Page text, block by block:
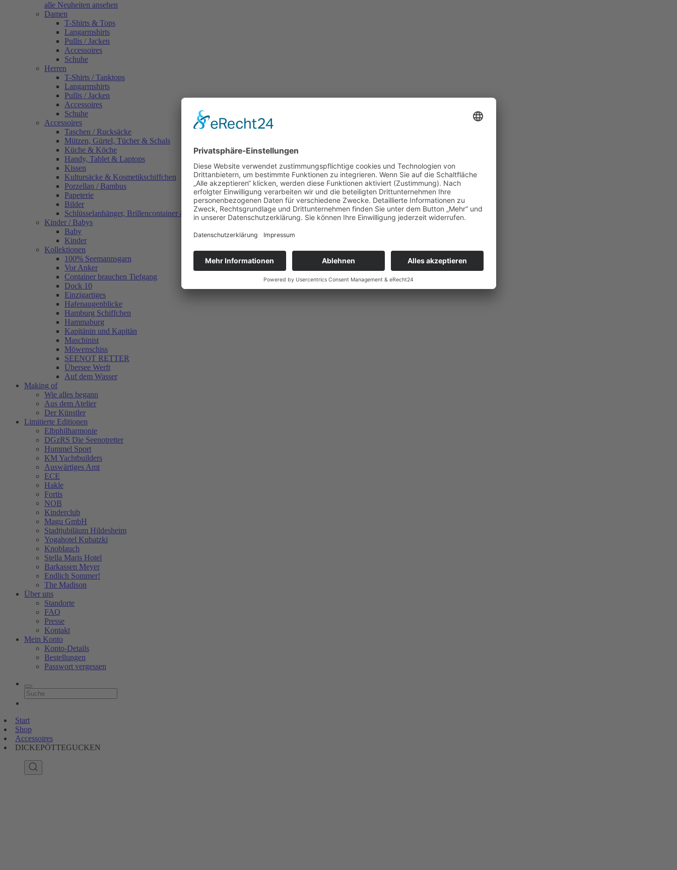
alle Neuheiten ansehen
Damen
T-Shirts & Tops
Langarmshirts
Pullis / Jacken
Accessoires
Schuhe
Herren
T-Shirts / Tanktops
Langarmshirts
Pullis / Jacken
Accessoires
Schuhe
Accessoires
Taschen / Rucksäcke
Mützen, Gürtel, Tücher & Schals
Küche & Köche
Handy, Tablet & Laptops
Kissen
Kultursäcke & Kosmetikschiffchen
Porzellan / Bambus
Papeterie
Bilder
Schlüsselanhänger, Brillencontainer & mehr
Kinder / Babys
Baby
Kinder
Kollektionen
100% Seemannsgarn
Vor Anker
Container brauchen Tiefgang
Dock 10
Einzigartiges
Hafenaugen­blicke
Hamburg Schiffchen
Hammaburg
Kapitänin und Kapitän
Maschinist
Möwenschiss
SEENOT RETTER
Übersee Werft
Auf dem Wasser
Making of
Wie alles begann
Aus dem Atelier
Der Künstler
Limitierte Editionen
Elbphilharmonie
DGzRS Die Seenotretter
Hummel Sport
KM Yachtbuilders
Auswärtiges Amt
ECE
Hakle
Fortis
NOB
Kinderclub
Magu GmbH
Stadtjubiläum Hildesheim
Yogahotel Kubatzki
Knoblauch
Stella Maris Hotel
Barkassen Meyer
Endlich Sommer!
The Madison
Über uns
Standorte
FAQ
Presse
Kontakt
Mein Konto
Konto-Details
Bestellungen
Passwort vergessen
Start
Shop
Accessoires
DICKEPÖTTEGUCKEN